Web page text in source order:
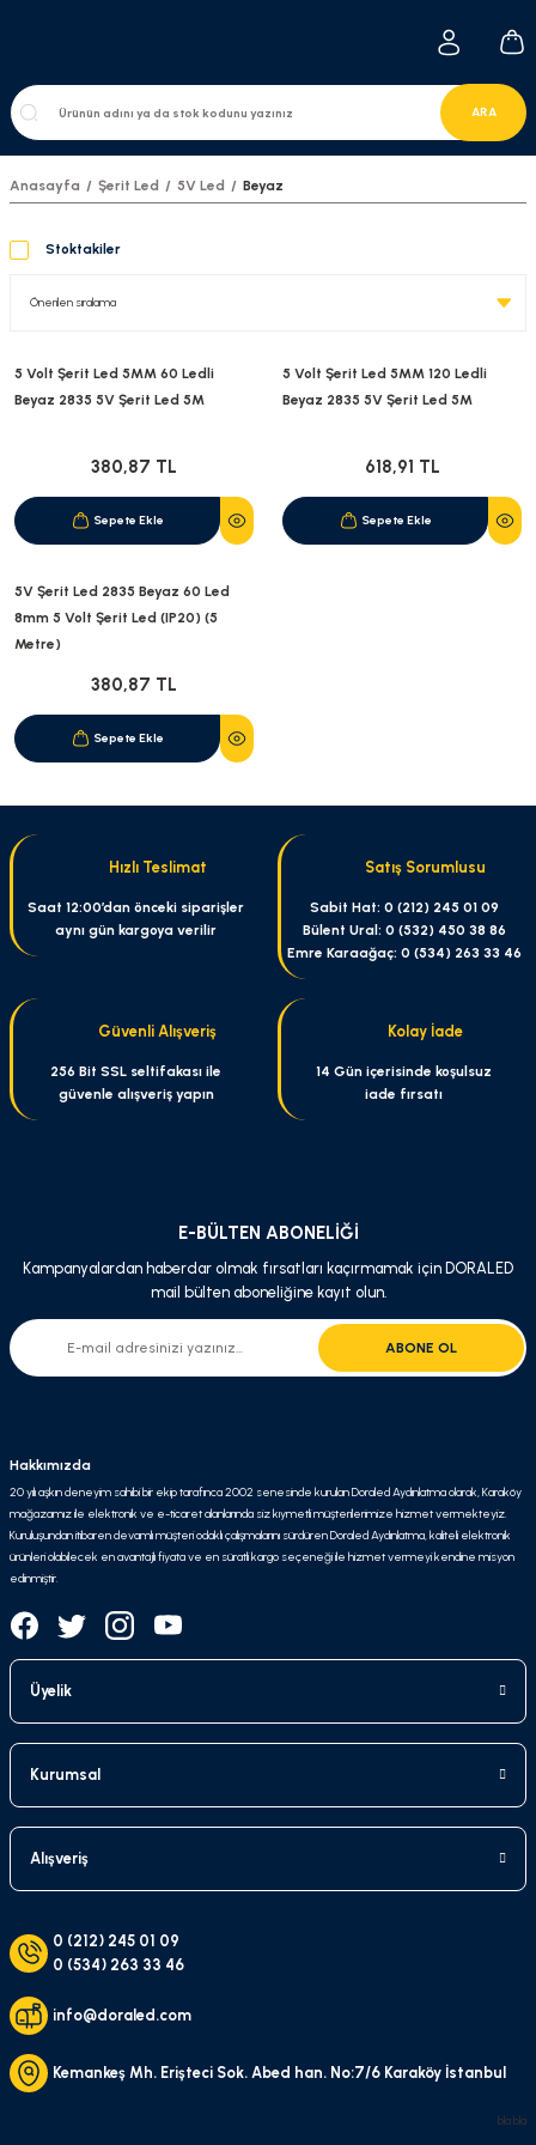
ARA
Anasayfa Şerit Led 5V Led Beyaz
Stoktakiler
5 Volt Şerit Led 5MM 60 Ledli
Beyaz 2835 5V Şerit Led 5M
380,87 TL
Sepete Ekle
5 Volt Şerit Led 5MM 120 Ledli
Beyaz 2835 5V Şerit Led 5M
618,91 TL
Sepete Ekle
5V Şerit Led 2835 Beyaz 60 Led
8mm 5 Volt Şerit Led (IP20) (5
Metre)
380,87 TL
Sepete Ekle
Hızlı Teslimat
Saat 12:00’dan önceki siparişler
aynı gün kargoya verilir
Satış Sorumlusu
Sabit Hat: 0 (212) 245 01 09
Bülent Ural: 0 (532) 450 38 86
Emre Karaağaç: 0 (534) 263 33 46
Güvenli Alışveriş
256 Bit SSL seltifakası ile
güvenle alışveriş yapın
Kolay İade
14 Gün içerisinde koşulsuz
iade fırsatı
E-BÜLTEN ABONELİĞİ
Kampanyalardan haberdar olmak fırsatları kaçırmamak için DORALED
mail bülten aboneliğine kayıt olun.
ABONE OL
Hakkımızda
20 yılı aşkın deneyim sahibi bir ekip tarafınca 2002 senesinde kurulan Doraled Aydınlatma olarak, Karaköy
mağazamız ile elektronik ve e-ticaret alanlarında siz kıymetli müşterilerimize hizmet vermekteyiz.
Kuruluşundan itibaren devamlı müşteri odaklı çalışmalarını sürdüren Doraled Aydınlatma, kaliteli elektronik
ürünleri olabilecek en avantajlı fiyata ve en süratli kargo seçeneği ile hizmet vermeyi kendine misyon
edinmiştir.
Üyelik
Kurumsal
Alışveriş
0 (212) 245 01 09
0 (534) 263 33 46
info@doraled.com
Kemankeş Mh. Erişteci Sok. Abed han. No:7/6 Karaköy İstanbul
bla bla